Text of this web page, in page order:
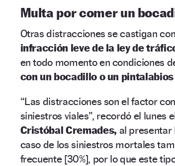
Multa por comer un
Otras distracciones se castigan con
infracción leve de la ley de
en todo momento en condiciones
con un bocadillo o un
“Las distracciones son el factor
siniestros viales”, recordó el lunes
Cristóbal Cremades, al presentar
caso de los siniestros mortales
frecuente [30%], por lo que este